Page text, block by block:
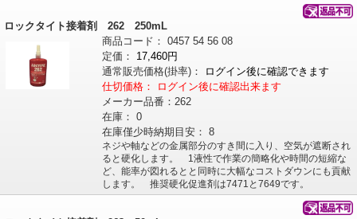
ロックタイト接着剤 262 250mL
商品コード： 0457 54 56 08
定価：
17,460円
通常販売価格(掛率)：
ログイン後に確認できます
仕切価格：
ログイン後に確認出来ます
メーカー品番： 262
在庫： 0
在庫僅少時納期目安： 8
ネジや軸などの金属部分のすき間に入り、空気が遮断され
ると硬化します。 1液性で作業の簡略化や時間の短縮な
ど、能率が図れるとと同時に大幅なコストダウンにも貢献
します。 推奨硬化促進剤は7471と7649です。